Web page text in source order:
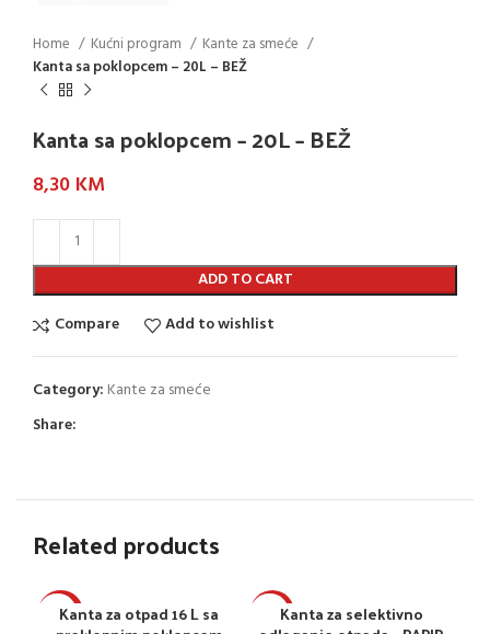
Home Kućni program
Kante za smeće
Kanta sa poklopcem – 20L – BEŽ
Kanta sa poklopcem – 20L – BEŽ
8,30 KM
ADD TO CART
Compare
Add to wishlist
Category: Kante za smeće
Share:
Related products
-49%
Kanta za otpad 16 L sa -32%Kanta za selektivno